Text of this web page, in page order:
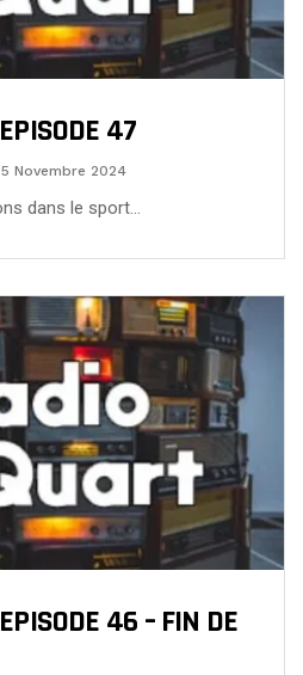
47
5 Novembre 2024
dans le sport…
46 – FIN DE